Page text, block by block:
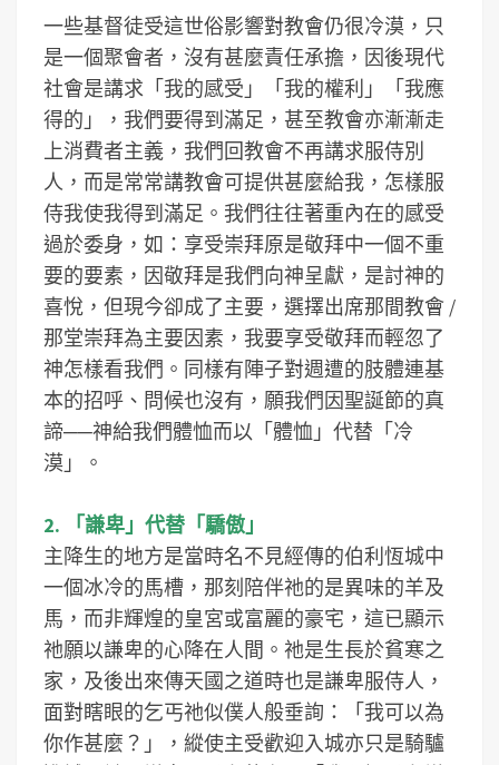
一些基督徒受這世俗影響對教會仍很冷漠，只
是一個聚會者，沒有甚麼責任承擔，因後現代
社會是講求「我的感受」「我的權利」「我應
得的」，我們要得到滿足，甚至教會亦漸漸走
上消費者主義，我們回教會不再講求服侍別
人，而是常常講教會可提供甚麼給我，怎樣服
侍我使我得到滿足。我們往往著重內在的感受
過於委身，如：享受崇拜原是敬拜中一個不重
要的要素，因敬拜是我們向神呈獻，是討神的
喜悅，但現今卻成了主要，選擇出席那間教會 /
那堂崇拜為主要因素，我要享受敬拜而輕忽了
神怎樣看我們。同樣有陣子對週遭的肢體連基
本的招呼、問候也沒有，願我們因聖誕節的真
諦──神給我們體恤而以「體恤」代替「冷
漠」。
2. 「謙卑」代替「驕傲」
主降生的地方是當時名不見經傳的伯利恆城中
一個冰冷的馬槽，那刻陪伴祂的是異味的羊及
馬，而非輝煌的皇宮或富麗的豪宅，這已顯示
祂願以謙卑的心降在人間。祂是生長於貧寒之
家，及後出來傳天國之道時也是謙卑服侍人，
面對瞎眼的乞丐祂似僕人般垂詢：「我可以為
你作甚麼？」，縱使主受歡迎入城亦只是騎驢